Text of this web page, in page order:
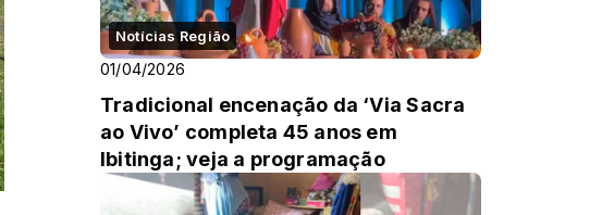
Notícias Região
01/04/2026
Tradicional encenação da ‘Via Sacra
ao Vivo’ completa 45 anos em
Ibitinga; veja a programação